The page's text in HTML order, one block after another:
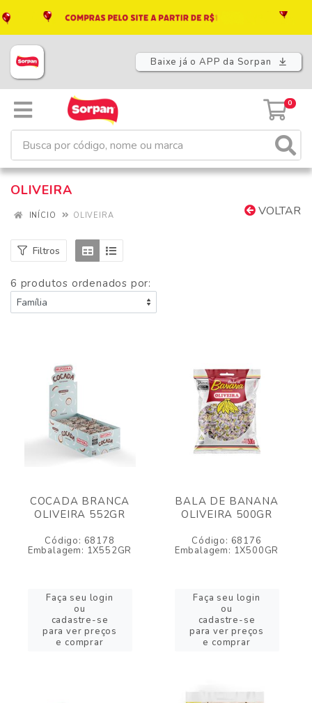
Baixe já o APP da Sorpan
0
OLIVEIRA
VOLTAR
INÍCIO OLIVEIRA
Filtros
6 produtos ordenados por:
COCADA BRANCA
OLIVEIRA 552GR
Código: 68178
Embalagem: 1X552GR
Faça seu login
ou
cadastre-se
para ver preços
e comprar
BALA DE BANANA
OLIVEIRA 500GR
Código: 68176
Embalagem: 1X500GR
Faça seu login
ou
cadastre-se
para ver preços
e comprar